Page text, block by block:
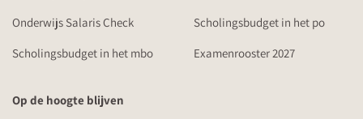
Onderwijs Salaris Check
Scholingsbudget in het po
Scholingsbudget in het mbo
Examenrooster 2027
Op de hoogte blijven